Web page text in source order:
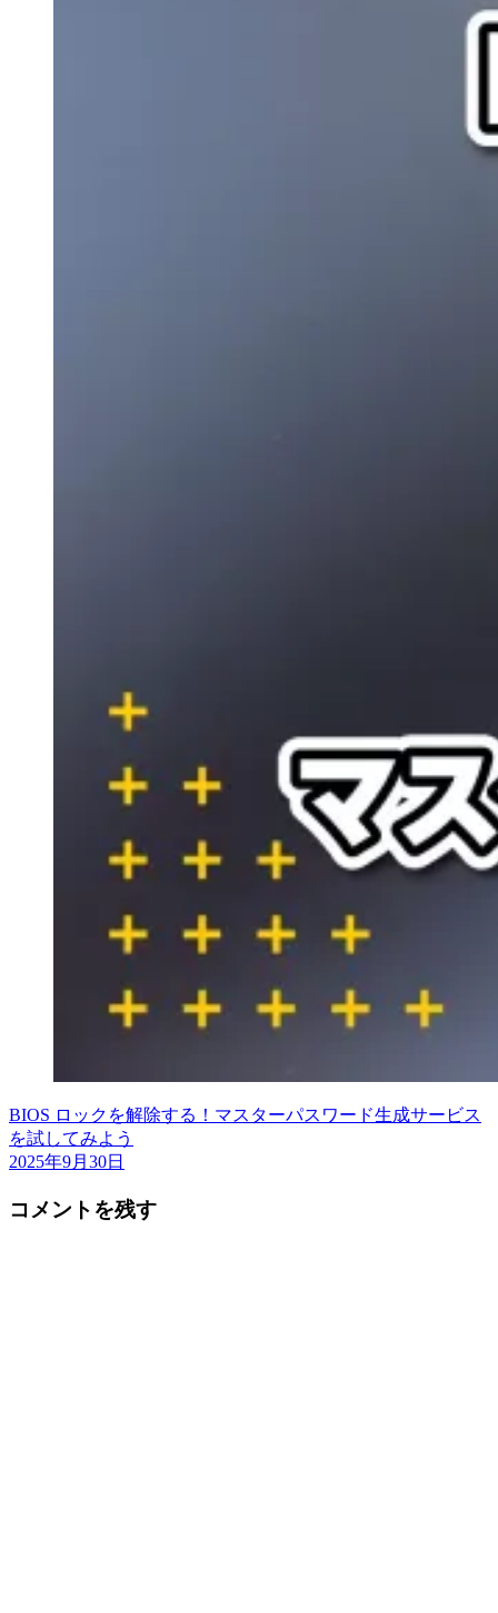
BIOS ロックを解除する！マスターパスワード生成サービス
を試してみよう
2025年9月30日
コメントを残す